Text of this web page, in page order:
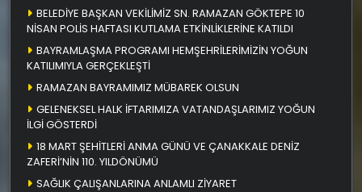
BELEDİYE BAŞKAN VEKİLİMİZ SN. RAMAZAN GÖKTEPE 10
NİSAN POLİS HAFTASI KUTLAMA ETKİNLİKLERİNE KATILDI
BAYRAMLAŞMA PROGRAMI HEMŞEHRİLERİMİZİN YOĞUN
KATILIMIYLA GERÇEKLEŞTİ
RAMAZAN BAYRAMIMIZ MÜBAREK OLSUN
GELENEKSEL HALK İFTARIMIZA VATANDAŞLARIMIZ YOĞUN
İLGİ GÖSTERDİ
18 MART ŞEHİTLERİ ANMA GÜNÜ VE ÇANAKKALE DENİZ
ZAFERİ’NİN 110. YILDÖNÜMÜ
SAĞLIK ÇALIŞANLARINA ANLAMLI ZİYARET